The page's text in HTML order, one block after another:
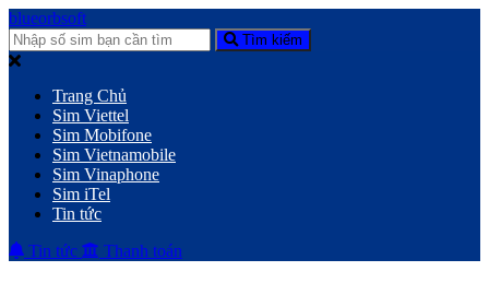
blueorbsoft
Tìm kiếm
Trang Chủ
Sim Viettel
Sim Mobifone
Sim Vietnamobile
Sim Vinaphone
Sim iTel
Tin tức
Tin tức
Thanh toán